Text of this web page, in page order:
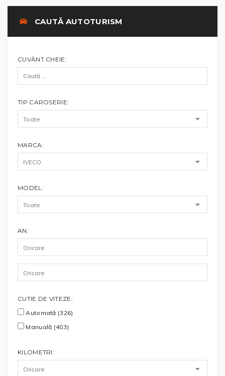
CAUTĂ AUTOTURISM
CUVÂNT CHEIE:
TIP CAROSERIE:
MARCA:
MODEL:
AN:
CUTIE DE VITEZE:
Automată (326)
Manuală (403)
KILOMETRI: